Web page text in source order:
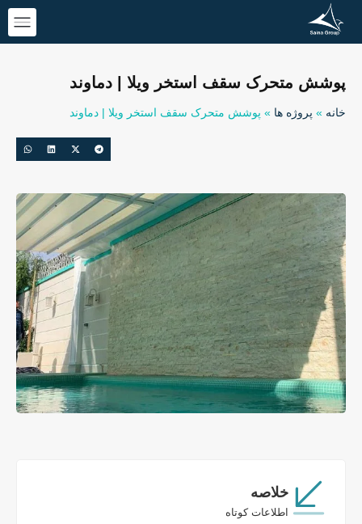
پوشش متحرک سقف استخر ویلا | دماوند
خانه » پروژه ها » پوشش متحرک سقف استخر ویلا | دماوند
خلاصه
اطلاعات کوتاه